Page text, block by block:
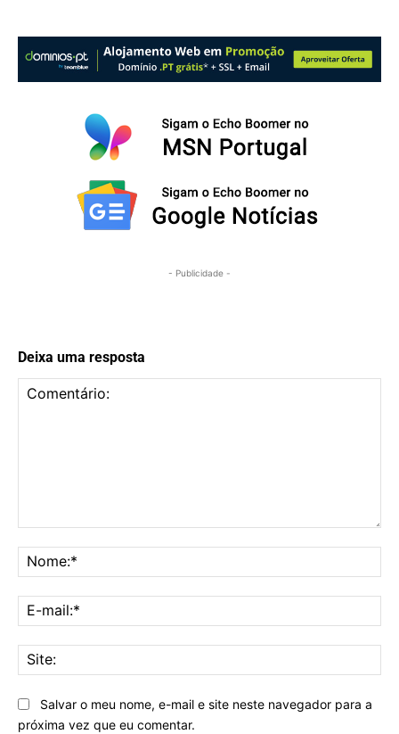
- Publicidade -
Deixa uma resposta
Salvar o meu nome, e-mail e site neste navegador para a
próxima vez que eu comentar.